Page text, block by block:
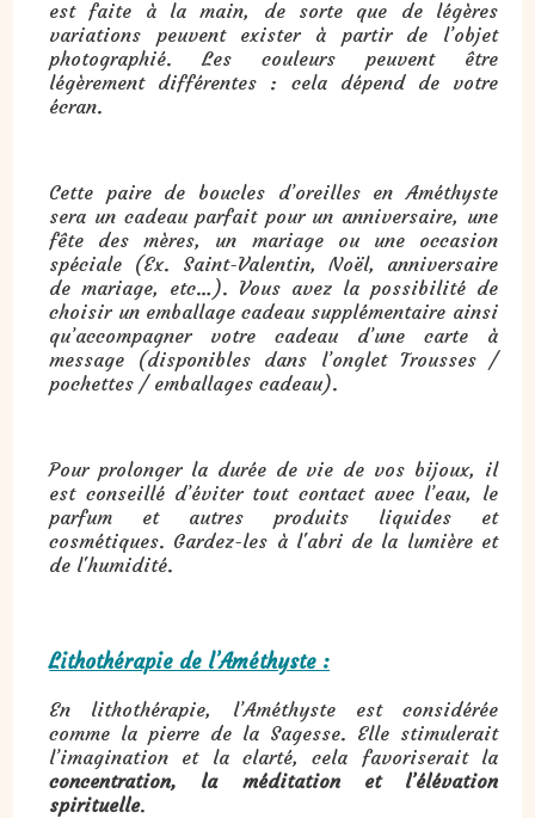
est faite à la main, de sorte que de légères
variations peuvent exister à partir de l’objet
photographié. Les couleurs peuvent être
légèrement différentes : cela dépend de votre
écran.
Cette paire de boucles d’oreilles en Améthyste
sera un cadeau parfait pour un anniversaire, une
fête des mères, un mariage ou une occasion
spéciale (Ex. Saint-Valentin, Noël, anniversaire
de mariage, etc…). Vous avez la possibilité de
choisir un emballage cadeau supplémentaire ainsi
qu’accompagner votre cadeau d’une carte à
message (disponibles dans l’onglet Trousses /
pochettes / emballages cadeau).
Pour prolonger la durée de vie de vos bijoux, il
est conseillé d’éviter tout contact avec l’eau, le
parfum et autres produits liquides et
cosmétiques. Gardez-les à l'abri de la lumière et
de l'humidité.
Lithothérapie de l’Améthyste :
En lithothérapie, l’Améthyste est considérée
comme la pierre de la Sagesse. Elle stimulerait
l’imagination et la clarté, cela favoriserait la
concentration, la méditation et l’élévation
spirituelle.